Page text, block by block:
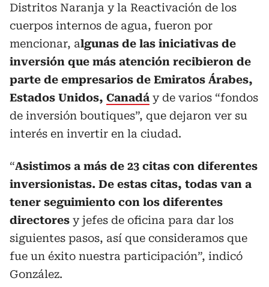
Distritos Naranja y la Reactivación de los
cuerpos internos de agua, fueron por
mencionar, algunas de las iniciativas de
inversión que más atención recibieron de
parte de empresarios de Emiratos Árabes,
Estados Unidos, Canadá y de varios “fondos
de inversión boutiques”, que dejaron ver su
interés en invertir en la ciudad.
“Asistimos a más de 23 citas con diferentes
inversionistas. De estas citas, todas van a
tener seguimiento con los diferentes
directores y jefes de oficina para dar los
siguientes pasos, así que consideramos que
fue un éxito nuestra participación”, indicó
González.